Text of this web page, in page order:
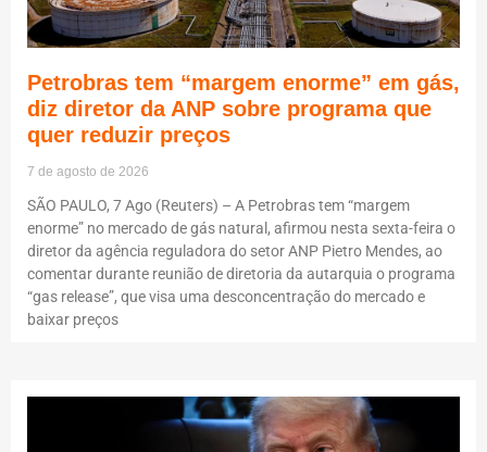
Petrobras tem “margem enorme” em gás,
diz diretor da ANP sobre programa que
quer reduzir preços
7 de agosto de 2026
SÃO PAULO, 7 Ago (Reuters) – A Petrobras tem “margem
enorme” no mercado de gás natural, afirmou nesta sexta-feira o
diretor da agência reguladora do setor ANP Pietro Mendes, ao
comentar durante reunião de diretoria da autarquia o programa
“gas release”, que visa uma desconcentração do mercado e
baixar preços